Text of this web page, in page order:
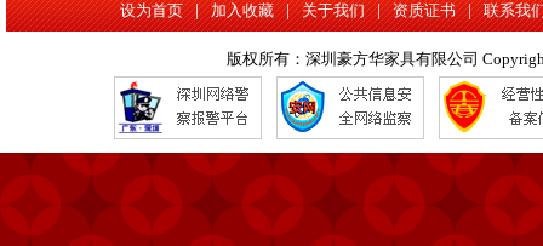
设为首页 | 加入收藏 | 关于我们 | 资质证书 | 联系我
版权所有：深圳豪方华家具有限公司